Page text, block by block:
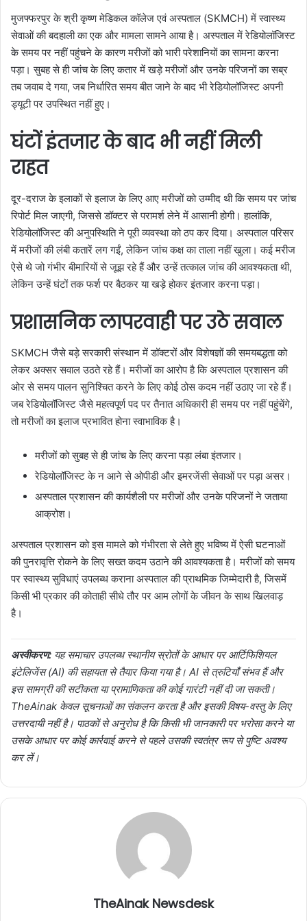
मुजफ्फरपुर के श्री कृष्ण मेडिकल कॉलेज एवं अस्पताल (SKMCH) में स्वास्थ्य
सेवाओं की बदहाली का एक और मामला सामने आया है। अस्पताल में रेडियोलॉजिस्ट
के समय पर नहीं पहुंचने के कारण मरीजों को भारी परेशानियों का सामना करना
पड़ा। सुबह से ही जांच के लिए कतार में खड़े मरीजों और उनके परिजनों का सब्र
तब जवाब दे गया, जब निर्धारित समय बीत जाने के बाद भी रेडियोलॉजिस्ट अपनी
ड्यूटी पर उपस्थित नहीं हुए।
घंटों इंतजार के बाद भी नहीं मिली
राहत
दूर-दराज के इलाकों से इलाज के लिए आए मरीजों को उम्मीद थी कि समय पर जांच
रिपोर्ट मिल जाएगी, जिससे डॉक्टर से परामर्श लेने में आसानी होगी। हालांकि,
रेडियोलॉजिस्ट की अनुपस्थिति ने पूरी व्यवस्था को ठप कर दिया। अस्पताल परिसर
में मरीजों की लंबी कतारें लग गईं, लेकिन जांच कक्ष का ताला नहीं खुला। कई मरीज
ऐसे थे जो गंभीर बीमारियों से जूझ रहे हैं और उन्हें तत्काल जांच की आवश्यकता थी,
लेकिन उन्हें घंटों तक फर्श पर बैठकर या खड़े होकर इंतजार करना पड़ा।
प्रशासनिक लापरवाही पर उठे सवाल
SKMCH जैसे बड़े सरकारी संस्थान में डॉक्टरों और विशेषज्ञों की समयबद्धता को
लेकर अक्सर सवाल उठते रहे हैं। मरीजों का आरोप है कि अस्पताल प्रशासन की
ओर से समय पालन सुनिश्चित करने के लिए कोई ठोस कदम नहीं उठाए जा रहे हैं।
जब रेडियोलॉजिस्ट जैसे महत्वपूर्ण पद पर तैनात अधिकारी ही समय पर नहीं पहुंचेंगे,
तो मरीजों का इलाज प्रभावित होना स्वाभाविक है।
मरीजों को सुबह से ही जांच के लिए करना पड़ा लंबा इंतजार।
रेडियोलॉजिस्ट के न आने से ओपीडी और इमरजेंसी सेवाओं पर पड़ा असर।
अस्पताल प्रशासन की कार्यशैली पर मरीजों और उनके परिजनों ने जताया
आक्रोश।
अस्पताल प्रशासन को इस मामले को गंभीरता से लेते हुए भविष्य में ऐसी घटनाओं
की पुनरावृत्ति रोकने के लिए सख्त कदम उठाने की आवश्यकता है। मरीजों को समय
पर स्वास्थ्य सुविधाएं उपलब्ध कराना अस्पताल की प्राथमिक जिम्मेदारी है, जिसमें
किसी भी प्रकार की कोताही सीधे तौर पर आम लोगों के जीवन के साथ खिलवाड़
है।
अस्वीकरण: यह समाचार उपलब्ध स्थानीय स्रोतों के आधार पर आर्टिफिशियल
इंटेलिजेंस (AI) की सहायता से तैयार किया गया है। AI से त्रुटियाँ संभव हैं और
इस सामग्री की सटीकता या प्रामाणिकता की कोई गारंटी नहीं दी जा सकती।
TheAinak केवल सूचनाओं का संकलन करता है और इसकी विषय-वस्तु के लिए
उत्तरदायी नहीं है। पाठकों से अनुरोध है कि किसी भी जानकारी पर भरोसा करने या
उसके आधार पर कोई कार्रवाई करने से पहले उसकी स्वतंत्र रूप से पुष्टि अवश्य
कर लें।
TheAinak Newsdesk